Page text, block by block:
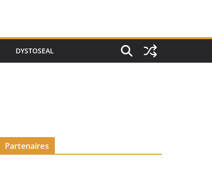
DYSTOSEAL
Partenaires